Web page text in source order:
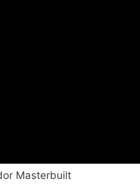
Masterbuilt